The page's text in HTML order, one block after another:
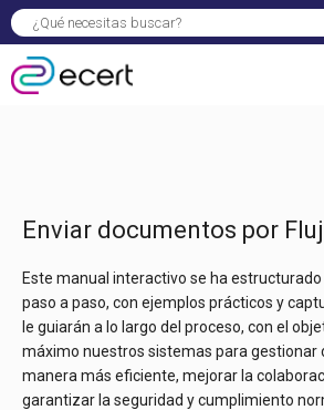
Enviar documentos por
Este manual interactivo se ha
paso a paso, con ejemplos prácticos y
le guiarán a lo largo del proceso, con el
máximo nuestros sistemas para gestionar
manera más eficiente, mejorar la
garantizar la seguridad y cumplimiento